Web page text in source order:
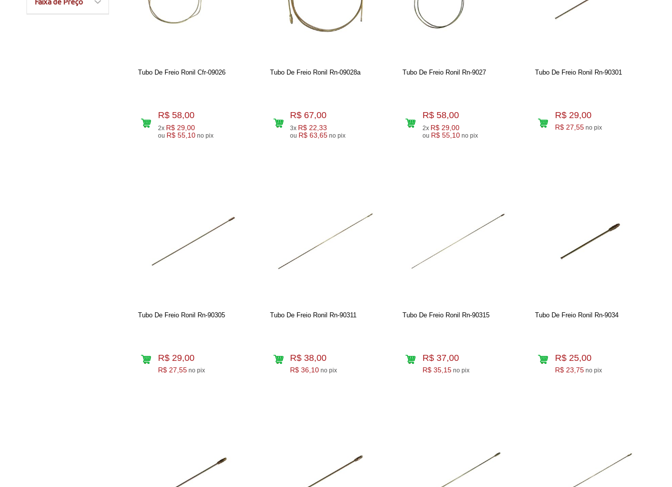
Faixa de Preço
Tubo De Freio Ronil Cfr-09026
R$ 58,00
2x R$ 29,00
ou R$ 55,10 no pix
Tubo De Freio Ronil Rn-09028a
R$ 67,00
3x R$ 22,33
ou R$ 63,65 no pix
Tubo De Freio Ronil Rn-9027
R$ 58,00
2x R$ 29,00
ou R$ 55,10 no pix
Tubo De Freio Ronil Rn-90301
R$ 29,00
R$ 27,55 no pix
Tubo De Freio Ronil Rn-90305
R$ 29,00
R$ 27,55 no pix
Tubo De Freio Ronil Rn-90311
R$ 38,00
R$ 36,10 no pix
Tubo De Freio Ronil Rn-90315
R$ 37,00
R$ 35,15 no pix
Tubo De Freio Ronil Rn-9034
R$ 25,00
R$ 23,75 no pix